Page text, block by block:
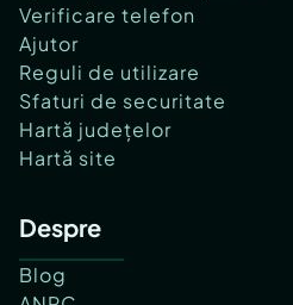
Verificare telefon
Ajutor
Reguli de utilizare
Sfaturi de securitate
Hartă județelor
Hartă site
Despre
Blog